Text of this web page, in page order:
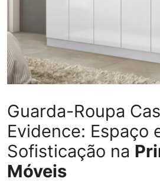
Guarda-Roupa
Evidence: Espaço
Sofisticação na
Móveis